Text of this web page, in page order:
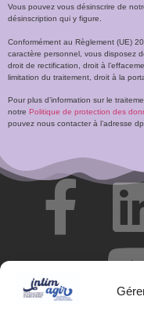
Vous pouvez vous désinscrire de
désinscription qui y figure.
Conformément au Règlement (UE)
caractère personnel, vous disposez
droit de rectification, droit à
limitation du traitement, droit à la
Pour plus d’information sur le
notre Politique de protection des
pouvez nous contacter à l’adresse